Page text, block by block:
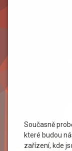
Současně
které budou
zařízení, kde